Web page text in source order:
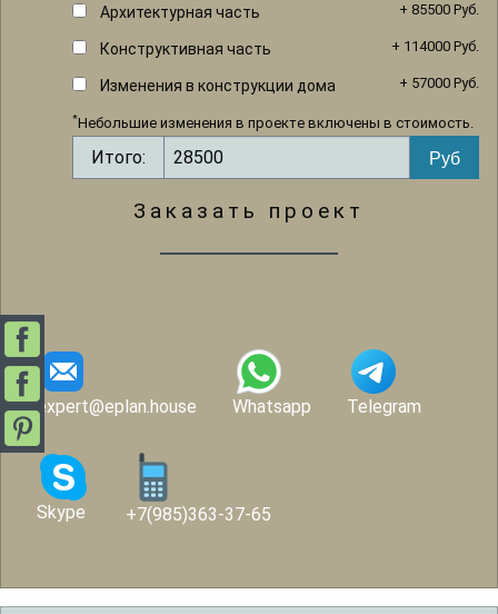
Архитектурная часть + 85500 Руб.
Конструктивная часть + 114000 Руб.
Изменения в конструкции дома + 57000 Руб.
*Небольшие изменения в проекте включены в стоимость.
Итого:
Заказать проект
expert@eplan.house Whatsapp Telegram
Skype +7(985)363-37-65